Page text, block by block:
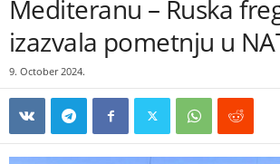
Mediteranu – Ruska
izazvala pometnju u
9. October 2024.